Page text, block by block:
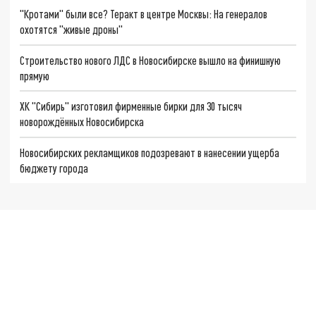
"Кротами" были все? Теракт в центре Москвы: На генералов
охотятся "живые дроны"
Строительство нового ЛДС в Новосибирске вышло на финишную
прямую
ХК "Сибирь" изготовил фирменные бирки для 30 тысяч
новорождённых Новосибирска
Новосибирских рекламщиков подозревают в нанесении ущерба
бюджету города